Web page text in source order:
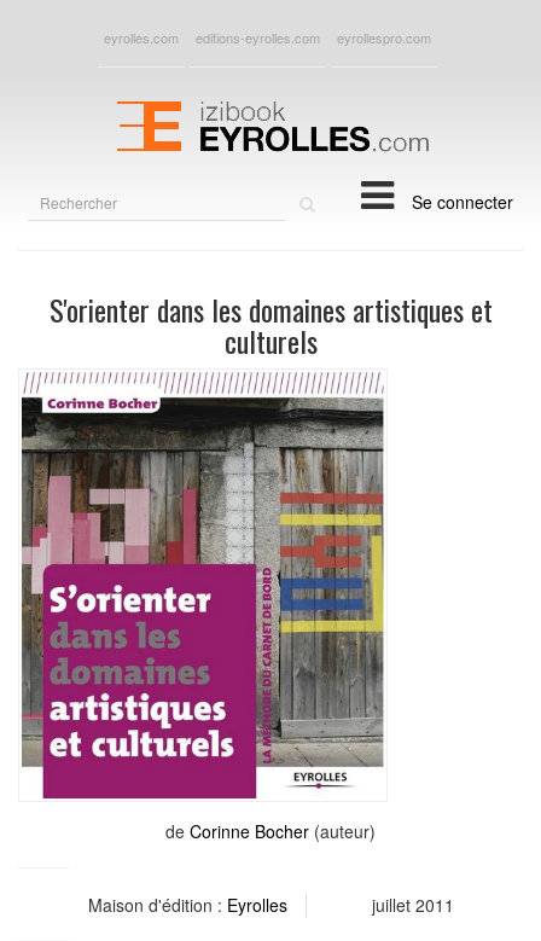
eyrolles.com editions-eyrolles.com eyrollespro.com
Se connecter
S'orienter dans les domaines artistiques et
culturels
de Corinne Bocher (auteur)
Maison d'édition : Eyrolles juillet 2011